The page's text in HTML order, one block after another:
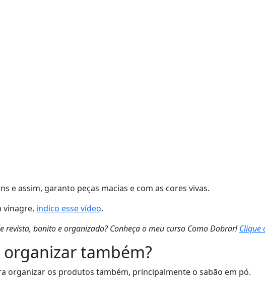
e assim, garanto peças macias e com as cores vivas.
vinagre, indico esse vídeo.
bonito e organizado? Conheça o meu curso Como Dobrar!Clique
também?
organizar os produtos também, principalmente o sabão em pó.